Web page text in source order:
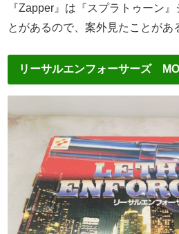
『Zapper』は『スプラトゥーン
とがあるので、案外見たことがあ
リーサルエンフォーサーズ